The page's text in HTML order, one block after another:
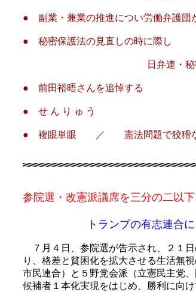
● 副業・兼業の推進につい労働弁護団
● 秘密保護法の見直しの時に際し
日弁連・秘密保護法の見直
● 前田裕晤さんを追悼する
● せ ん り ゅ う
● 複眼単眼 ／ 憲法問題で狡猾な
参院選・改憲派議席を三分の二以下
トランプの有志連合
７月４日、参院選が告示され、２１日
り、格差と貧困化を拡大させる生活無
市民連合）と５野党会派（立憲民主党
候補者１本化実現をはじめ、勝利に向